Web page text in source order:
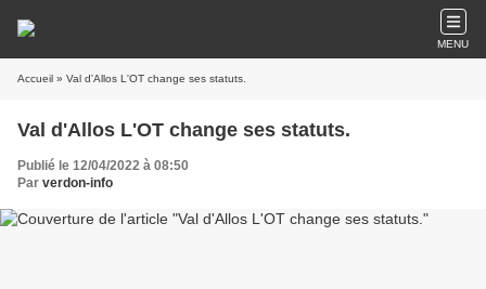
MENU
Accueil » Val d'Allos L'OT change ses statuts.
Val d'Allos L'OT change ses statuts.
Publié le 12/04/2022 à 08:50
Par verdon-info